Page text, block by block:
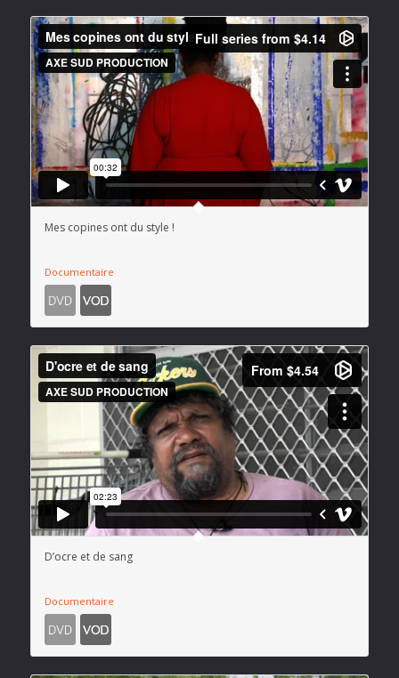
Mes copines ont du style !
Documentaire
D’ocre et de sang
Documentaire